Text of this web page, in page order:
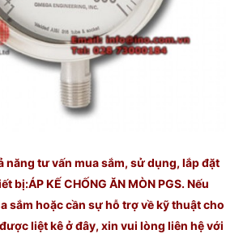
năng tư vấn mua sắm, sử dụng, lắp đặt
bị:ÁP KẾ CHỐNG ĂN MÒN PGS. Nếu
sắm hoặc cần sự hỗ trợ về kỹ thuật cho
liệt kê ở đây, xin vui lòng liên hệ với